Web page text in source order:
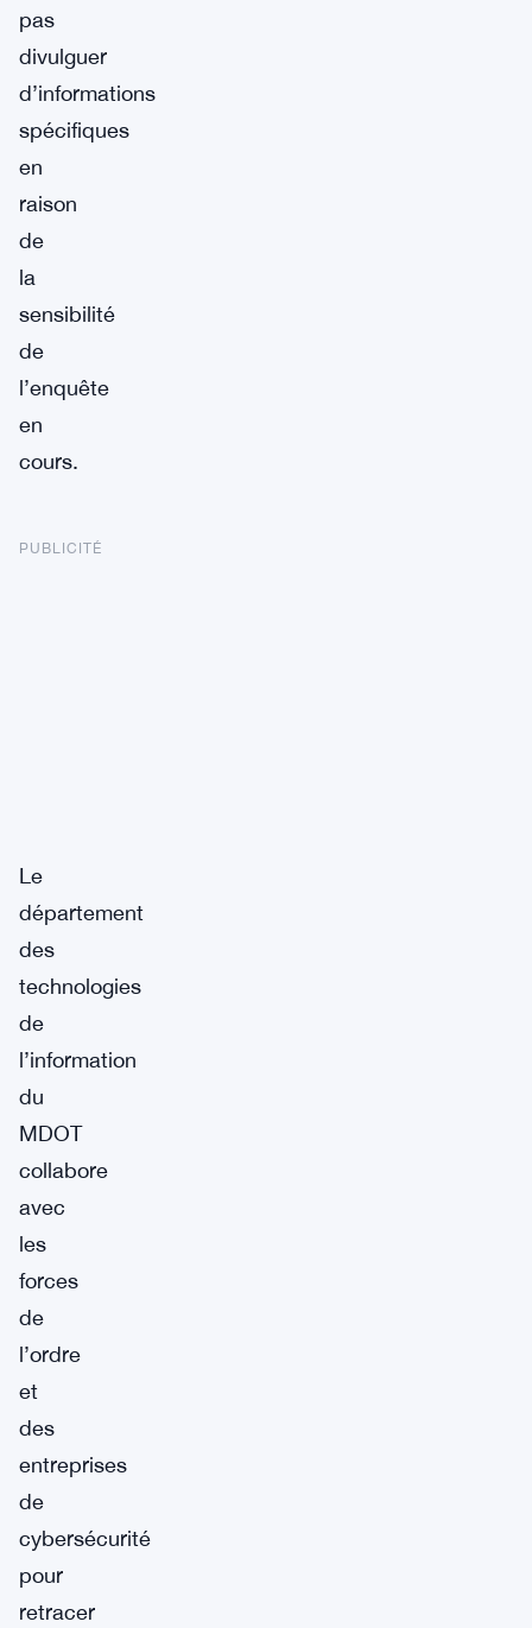
pas
divulguer
d’informations
spécifiques
en
raison
de
la
sensibilité
de
l’enquête
en
cours.
PUBLICITÉ
Le
département
des
technologies
de
l’information
du
MDOT
collabore
avec
les
forces
de
l’ordre
et
des
entreprises
de
cybersécurité
pour
retracer